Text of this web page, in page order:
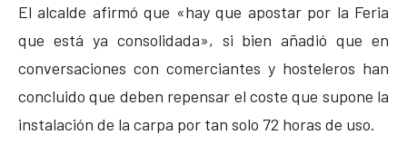
El alcalde afirmó que «hay que apostar por la Feria
que está ya consolidada», si bien añadió que en
conversaciones con comerciantes y hosteleros han
concluido que deben repensar el coste que supone la
instalación de la carpa por tan solo 72 horas de uso.